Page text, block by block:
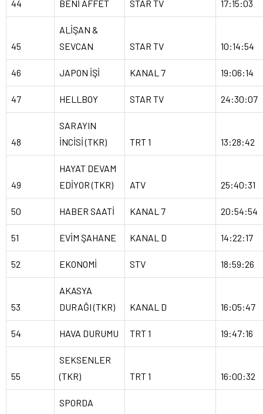
44 BENİ AFFET STAR TV 17:15:03
45
ALİŞAN &
SEVCAN
STAR TV 10:14:54
46 JAPON İŞİ KANAL 7 19:06:14
47 HELLBOY STAR TV 24:30:07
48
SARAYIN
İNCİSİ (TKR)
TRT 1 13:28:42
49
HAYAT DEVAM
EDİYOR (TKR)
ATV 25:40:31
50 HABER SAATİ KANAL 7 20:54:54
51 EVİM ŞAHANE KANAL D 14:22:17
52 EKONOMİ STV 18:59:26
53
AKASYA
DURAĞI (TKR)
KANAL D 16:05:47
54 HAVA DURUMU TRT 1 19:47:16
55
SEKSENLER
(TKR)
TRT 1 16:00:32
SPORDA